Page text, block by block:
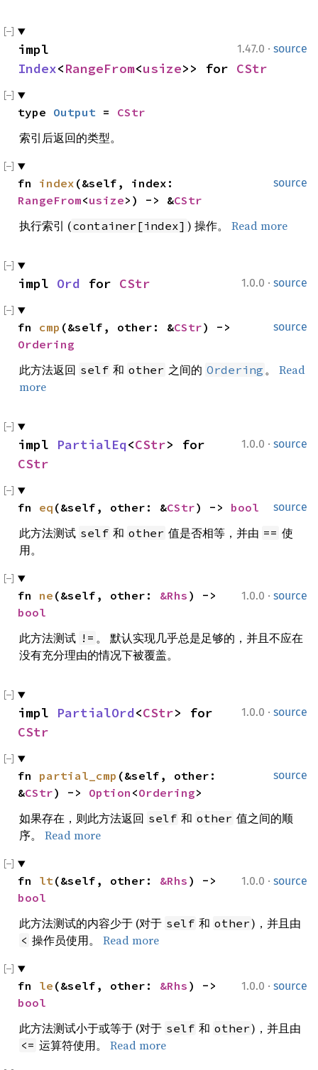
1.47.0 · source
Index<RangeFrom<usize>> for CStr
type Output = CStr
索引后返回的类型。
source
fn index
RangeFrom<usize>) -> &CStr
执行索引 (container[index] ) 操作。 Read more
1.0.0 · source
impl Ord for CStr
source
fn cmp (&self, other: &CStr
Ordering
此方法返回 self 和 other 之间的 Ordering 。 Read
more
1.0.0 · source
impl PartialEq<CStr
CStr
source
fn eq (&self, other: &CStr) -> bool
此方法测试 self 和 other 值是否相等，并由 == 使
用。
1.0.0 · source
fn ne (&self, other: &Rhs
bool
此方法测试 != 。 默认实现几乎总是足够的，并且不应在
没有充分理由的情况下被覆盖。
1.0.0 · source
impl PartialOrd<CStr
CStr
source
fn partial_cmp (&self, other:
&CStr) -> Option <Ordering>
如果存在，则此方法返回 self 和 other 值之间的顺
序。 Read more
1.0.0 · source
fn lt(&self, other: &Rhs
bool
此方法测试的内容少于 (对于 self 和 other)，并且由
< 操作员使用。 Read more
1.0.0 · source
fn le (&self, other: &Rhs
bool
此方法测试小于或等于 (对于 self 和 other)，并且由
<= 运算符使用。 Read more